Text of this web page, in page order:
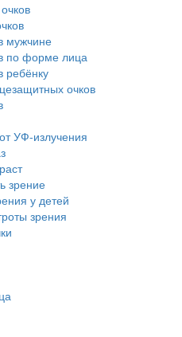
мужчине
по форме лица
ребёнку
очков
УФ-излучения
зрение
у детей
зрения